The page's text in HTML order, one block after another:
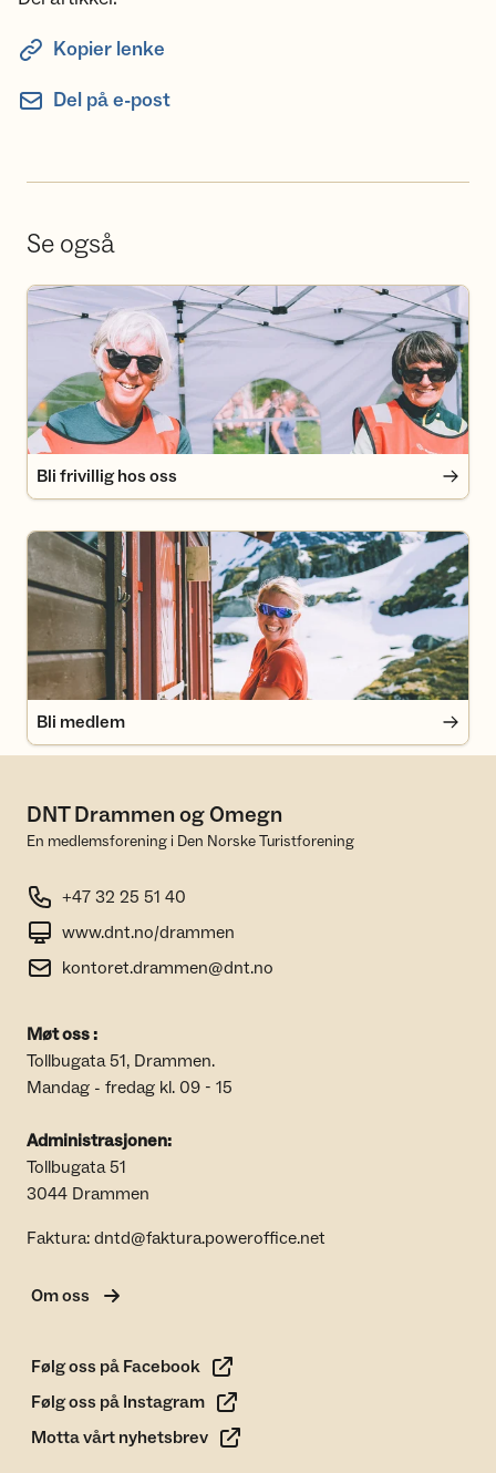
Kopier lenke
Del på e-post
Se også
Bli frivillig hos oss
Bli frivillig hos oss
Bli medlem
Bli medlem
DNT Drammen og Omegn
En medlemsforening i Den Norske Turistforening
+47 32 25 51 40
www.dnt.no/drammen
kontoret.drammen@dnt.no
Møt oss :
Tollbugata 51, Drammen.
Mandag - fredag kl. 09 - 15
Administrasjonen:
Tollbugata 51
3044 Drammen
Faktura: dntd@faktura.poweroffice.net
Om oss
Følg oss på Facebook
Følg oss på Instagram
Motta vårt nyhetsbrev